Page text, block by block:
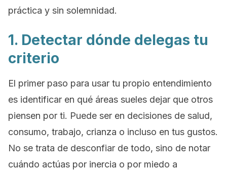
práctica y sin solemnidad.
1. Detectar dónde delegas tu
criterio
El primer paso para usar tu propio entendimiento
es identificar en qué áreas sueles dejar que otros
piensen por ti. Puede ser en decisiones de salud,
consumo, trabajo, crianza o incluso en tus gustos.
No se trata de desconfiar de todo, sino de notar
cuándo actúas por inercia o por miedo a